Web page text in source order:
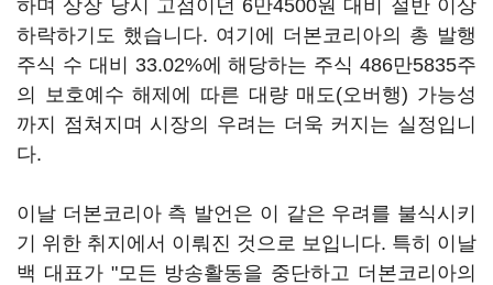
하며 상장 당시 고점이던 6만4500원 대비 절반 이상
하락하기도 했습니다. 여기에 더본코리아의 총 발행
주식 수 대비 33.02%에 해당하는 주식 486만5835주
의 보호예수 해제에 따른 대량 매도(오버행) 가능성
까지 점쳐지며 시장의 우려는 더욱 커지는 실정입니
다.
이날 더본코리아 측 발언은 이 같은 우려를 불식시키
기 위한 취지에서 이뤄진 것으로 보입니다. 특히 이날
백 대표가 "모든 방송활동을 중단하고 더본코리아의